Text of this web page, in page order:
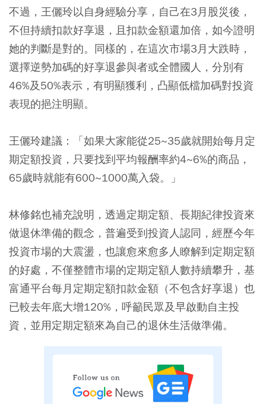
不過，王儷玲以自身經驗分享， 自己在3月股災後，
不但持續扣款好享退，且扣款金額還加倍 ，如今證明
她的判斷是對的。同樣的，在這次市場3月大跌時，
選擇逆勢加碼的好享退參與者或全體國人，分別有
46%及50%表示，有明顯獲利 ，凸顯低檔加碼對投資
表現的挹注明顯。
王儷玲建議：「如果大家能從25~35歲就開始每月定
期定額投資，只要找到平均報酬率約4~6%的商品，
65歲時就能有600~1000萬入袋。
」
林修銘也補充說明，透過定期定額、長期紀律投資來
做退休準備的觀念，普遍受到投資人認同，經歷今年
投資市場的大震盪，也讓愈來愈多人瞭解到定期定額
的好處，不僅整體市場的定期定額人數持續攀升， 基
富通平台每月定期定額扣款金額（不包含好享退）也
已較去年底大增120% ，呼籲民眾及早啟動自主投
資，並用定期定額來為自己的退休生活做準備。